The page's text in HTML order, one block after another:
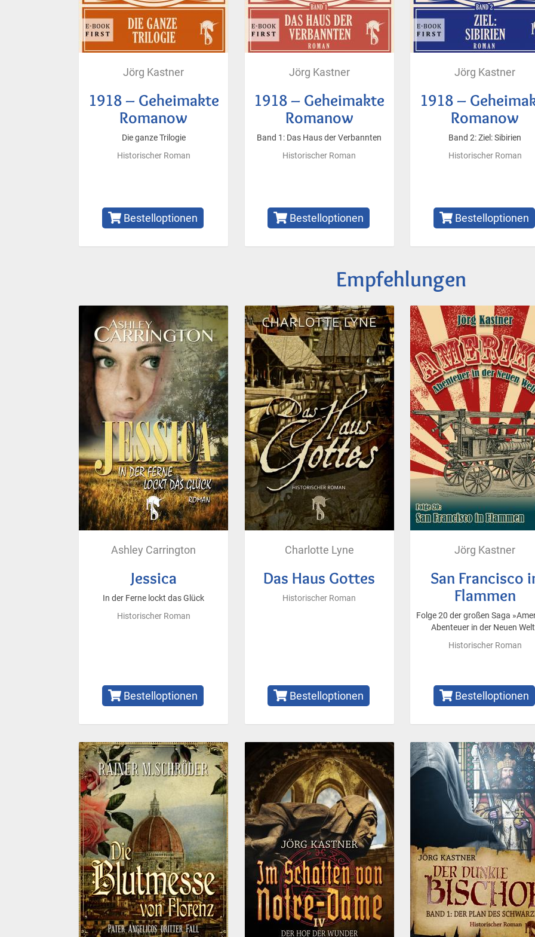
Jörg Kastner
1918 – Geheimakte
Romanow
Die ganze Trilogie
Historischer Roman
Bestelloptionen
Jörg Kastner
1918 – Geheimakte
Romanow
Band 1: Das Haus der Verbannten
Historischer Roman
Bestelloptionen
Jörg Kastner
1918 –
Romanow
Band 2: Ziel: Sibirien
Historischer Roman
Bestelloptionen
Empfehlungen
Ashley Carrington
Jessica
In der Ferne lockt das Glück
Historischer Roman
Bestelloptionen
Charlotte Lyne
Das Haus Gottes
Historischer Roman
Bestelloptionen
Jörg Kastner
San Francisco
Flammen
Folge 20 der großen Saga
Abenteuer in der Neuen
Historischer Roman
Bestelloptionen